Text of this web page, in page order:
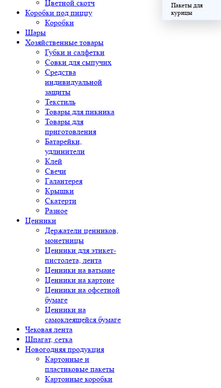
Цветной скотч
Коробки под пиццу
Коробки
Шары
Хозяйственные товары
Губки и салфетки
Совки для сыпучих
Средства
индивидуальной
защиты
Текстиль
Товары для пикника
Товары для
приготовления
Батарейки,
удлинители
Клей
Свечи
Галантерея
Крышки
Скатерти
Разное
Ценники
Держатели ценников,
монетницы
Ценники для этикет-
пистолета, лента
Ценники на ватмане
Ценники на картоне
Ценники на офсетной
бумаге
Ценники на
самоклеящейся бумаге
Чековая лента
Шпагат, сетка
Новогодняя продукция
Картонные и
пластиковые пакеты
Картонные коробки
Пакеты для
курицы